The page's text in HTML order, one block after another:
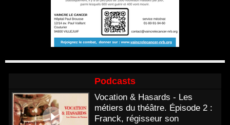
Podcasts
Vocation & Hasards - Les
métiers du théâtre. Épisode 2 :
Franck, régisseur son